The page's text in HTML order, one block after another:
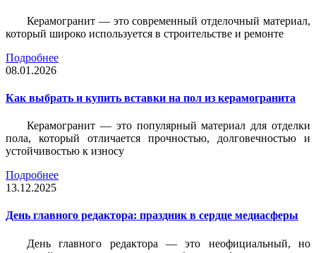
Керамогранит — это современный отделочный материал,
который широко используется в строительстве и ремонте
Подробнее
08.01.2026
Как выбрать и купить вставки на пол из керамогранита
Керамогранит — это популярный материал для отделки
пола, который отличается прочностью, долговечностью и
устойчивостью к износу
Подробнее
13.12.2025
День главного редактора: праздник в сердце медиасферы
День главного редактора — это неофициальный, но